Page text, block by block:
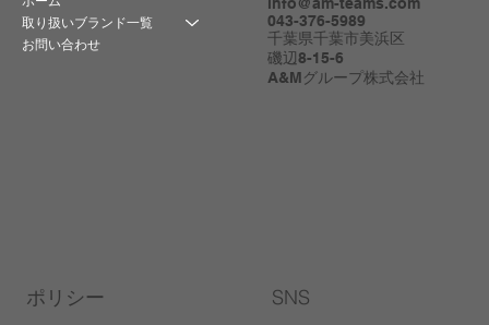
ポリシー
取り扱いブランド一覧
お問い合わせ
SNS
info@am-teams.com
043-376-5989
千葉県千葉市美浜区
磯辺8-15-6
A&Mグループ株式会社